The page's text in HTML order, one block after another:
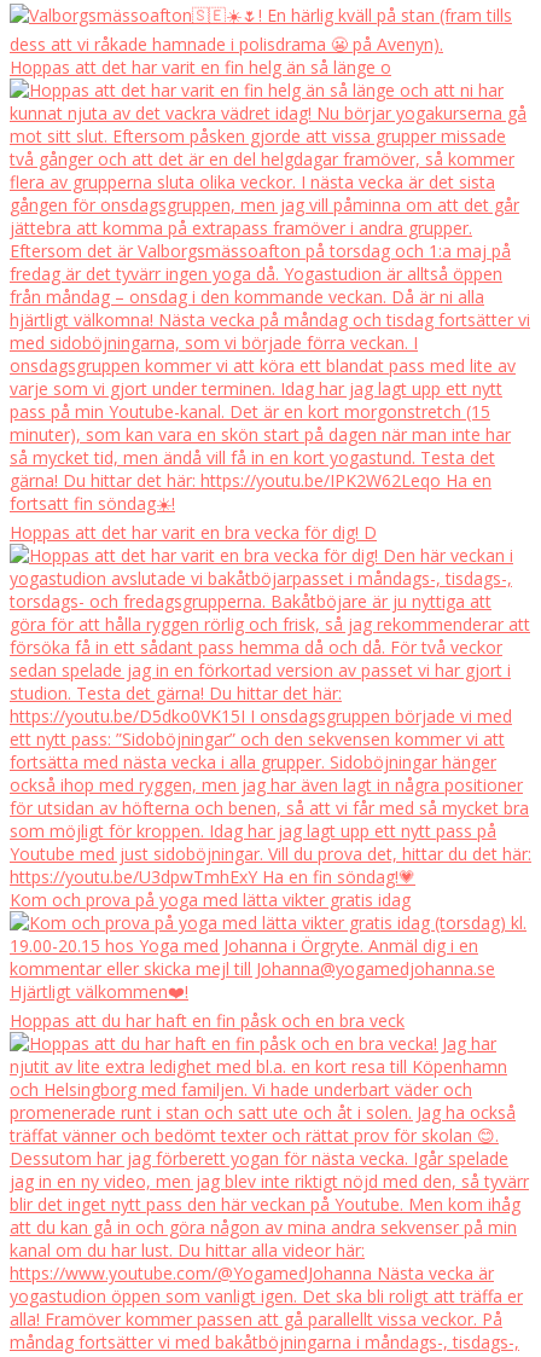
Hoppas att det har varit en fin helg än så länge o
Hoppas att det har varit en bra vecka för dig! D
Kom och prova på yoga med lätta vikter gratis idag
Hoppas att du har haft en fin påsk och en bra veck